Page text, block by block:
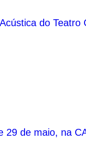
do Teatro
29 de maio, na